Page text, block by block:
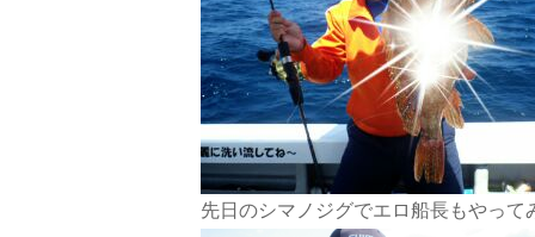
先日のシマノジグでエロ船長もやっ